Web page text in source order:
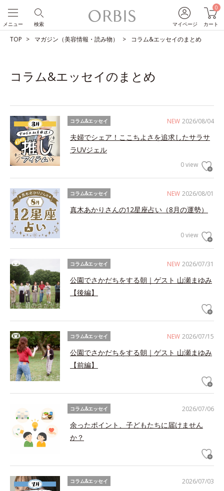
マイページ
0
カート
検索
メニュー
TOP マガジン（美容情報・読み物） コラム&エッセイのまとめ
コラム&エッセイのまとめ
NEW 2026/08/04
コラム&エッセイ
夫婦でシェア！ここちよさを追求したサラサ
ラUVジェル
0 view
NEW 2026/08/01
コラム&エッセイ
真木あかりさんの12星座占い（8月の運勢）
0 view
NEW 2026/07/31
コラム&エッセイ
公園でさかだちをする朝｜ゲスト 山瀬まゆみ
【後編】
NEW 2026/07/15
コラム&エッセイ
公園でさかだちをする朝｜ゲスト 山瀬まゆみ
【前編】
2026/07/06
コラム&エッセイ
余ったポイント、子どもたちに届けません
か？
2026/07/03
コラム&エッセイ